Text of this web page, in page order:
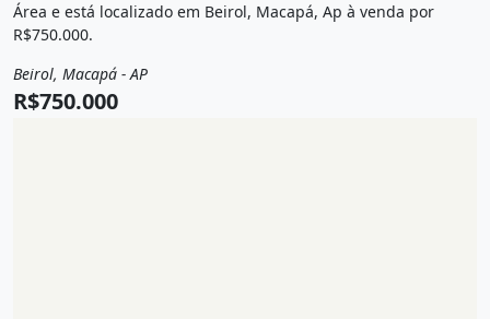
Área e está localizado em Beirol, Macapá, Ap à venda por
R$750.000.
Venda
Casa
Beirol, Macapá - AP
R$750.000